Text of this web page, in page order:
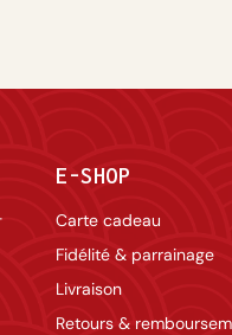
E-SHOP
Carte cadeau
Fidélité & parrainage
Livraison
Retours &